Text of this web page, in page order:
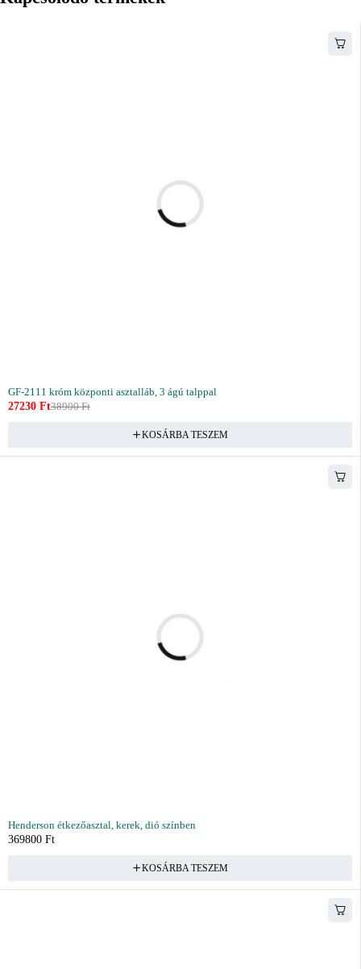
GF-2111 króm központi asztalláb, 3 ágú talppal
38900Ft
27230 Ft
KOSÁRBA TESZEM
Henderson étkezőasztal, kerek, dió színben
369800 Ft
KOSÁRBA TESZEM